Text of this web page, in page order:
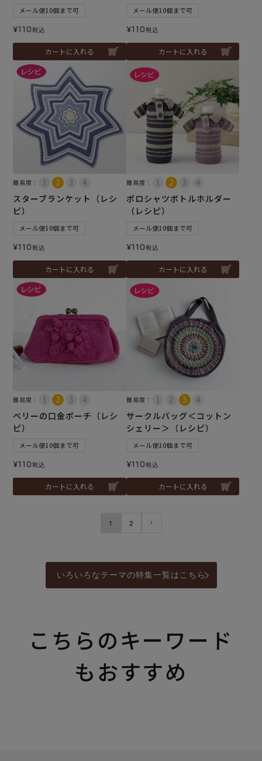
メール便10個まで可
¥110税込
カートに入れる
メール便10個まで可
¥110税込
カートに入れる
難易度：
スターブランケット（レシ
ピ）
メール便10個まで可
¥110税込
カートに入れる
難易度：
ポロシャツボトルホルダー
（レシピ）
メール便10個まで可
¥110税込
カートに入れる
難易度：
ベリーの口金ポーチ（レシ
ピ）
メール便10個まで可
¥110税込
カートに入れる
難易度：
サークルバッグ＜コットン
シェリー＞（レシピ）
メール便10個まで可
¥110税込
カートに入れる
1 2
いろいろなテーマの特集一覧はこちら
こちらのキーワード
もおすすめ